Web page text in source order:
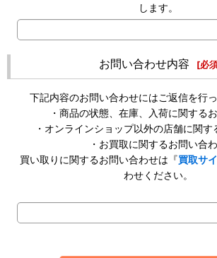
します。
お問い合わせ内容 [必
下記内容のお問い合わせにはご返信を行っ
・商品の状態、在庫、入荷に関する
・オンラインショップ以外の店舗に関
・お買取に関するお問い合
買い取りに関するお問い合わせは『買取サ
わせください。